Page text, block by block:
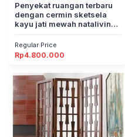
Ruangan, Rumah Tangga
Penyekat ruangan terbaru
dengan cermin sketsela
kayu jati mewah nataliving
Regular Price
Rp4.800.000